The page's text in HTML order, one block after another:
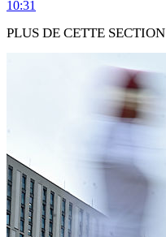
10:31
PLUS DE CETTE SECTION